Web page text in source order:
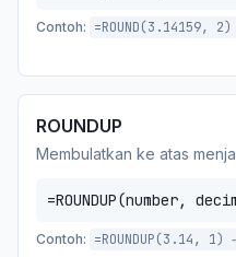
Contoh: =ROUND(3.14159,
ROUNDUP
Membulatkan ke atas
=ROUNDUP(number,
Contoh: =ROUNDUP(3.14, 1)